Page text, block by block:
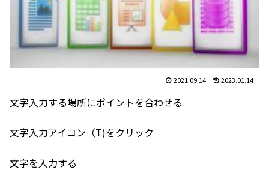
2021.09.14 2023.01.14
文字入力する場所にポイントを合わせる
文字入力アイコン（T)をクリック
文字を入力する